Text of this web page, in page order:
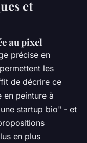
et
au pixel
précise en
les
de décrire ce
en peinture à
startup bio" - et
en plus